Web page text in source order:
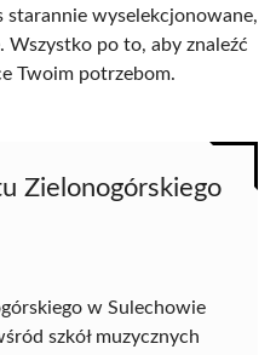
starannie wyselekcjonowane,
Wszystko po to, aby znaleźć
Twoim potrzebom.
Zielonogórskiego
w Sulechowie
szkół muzycznych